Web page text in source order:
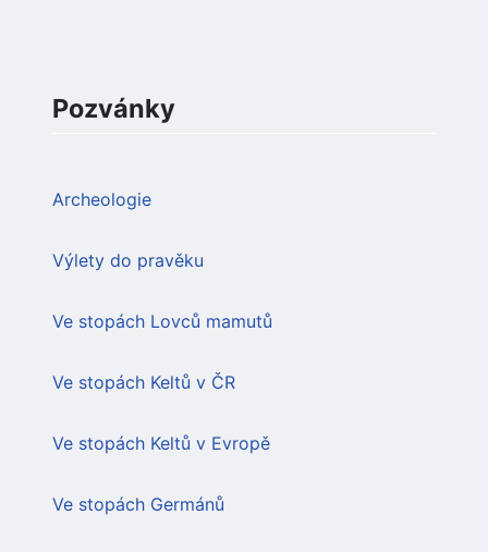
Pozvánky
Archeologie
Výlety do pravěku
Ve stopách Lovců mamutů
Ve stopách Keltů v ČR
Ve stopách Keltů v Evropě
Ve stopách Germánů